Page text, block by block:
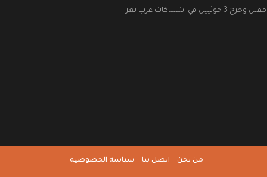
مقتل وجرح 3 حوثيين في اشتباكات غرب تعز
من نحن اتصل بنا سياسة الخصوصية